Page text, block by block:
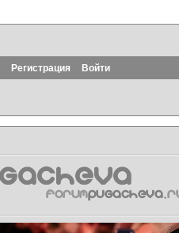
Регистрация Войти